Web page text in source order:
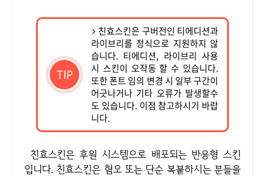
TIP
친효스킨은 구버전인 티에디션과
라이브리를 정식으로 지원하지 않
습니다. 티에디션, 라이브리 사용
시 스킨이 오작동 할 수 있습니다.
또한 폰트 임의 변경 시 일부 구간이
어긋나거나 기타 오류가 발생할수
도 있습니다. 이점 참고하시기 바랍
니다.
친효스킨은 후원 시스템으로 배포되는 반응형 스킨
입니다. 친효스킨은 혐오 또는 단순 복붙하시는 분들을